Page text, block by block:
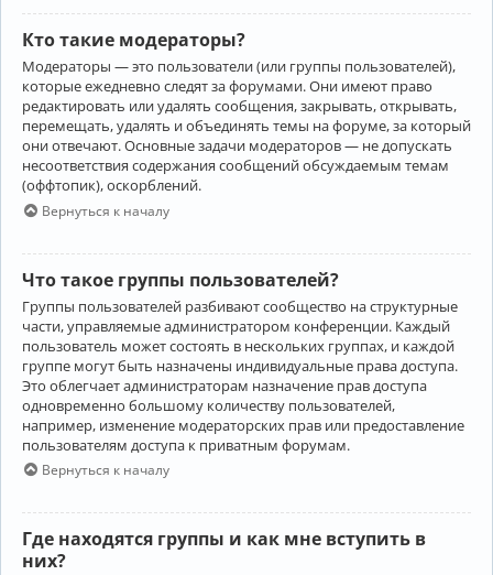
Кто такие модераторы?
Модераторы — это пользователи (или группы пользователей),
которые ежедневно следят за форумами. Они имеют право
редактировать или удалять сообщения, закрывать, открывать,
перемещать, удалять и объединять темы на форуме, за который
они отвечают. Основные задачи модераторов — не допускать
несоответствия содержания сообщений обсуждаемым темам
(оффтопик), оскорблений.
Вернуться к началу
Что такое группы пользователей?
Группы пользователей разбивают сообщество на структурные
части, управляемые администратором конференции. Каждый
пользователь может состоять в нескольких группах, и каждой
группе могут быть назначены индивидуальные права доступа.
Это облегчает администраторам назначение прав доступа
одновременно большому количеству пользователей,
например, изменение модераторских прав или предоставление
пользователям доступа к приватным форумам.
Вернуться к началу
Где находятся группы и как мне вступить в
них?